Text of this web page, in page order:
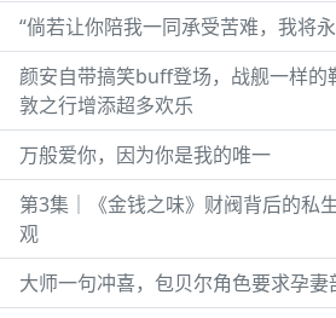
“倘若让你陪我一同承受苦难，我将
颜安自带搞笑buff登场，战舰一样的
敦之行增添超多欢乐
万般爱你，因为你是我的唯一
第3集｜《金钱之味》财阀背后的私
观
大师一句冲喜，包贝尔角色要求孕妻